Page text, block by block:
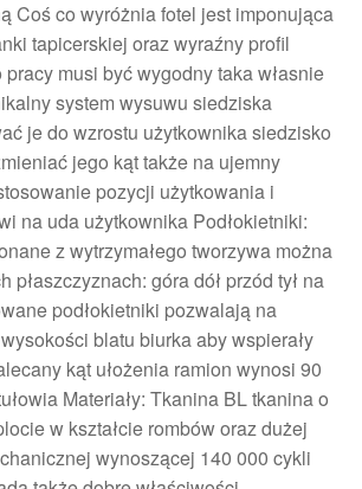
Coś co wyróżnia fotel jest imponująca
tapicerskiej oraz wyraźny profil
musi być wygodny taka własnie
system wysuwu siedziska
je do wzrostu użytkownika siedzisko
jego kąt także na ujemny
pozycji użytkowania i
na uda użytkownika Podłokietniki:
z wytrzymałego tworzywa można
płaszczyznach: góra dół przód tył na
podłokietniki pozwalają na
blatu biurka aby wspierały
kąt ułożenia ramion wynosi 90
Materiały: Tkanina BL tkanina o
w kształcie rombów oraz dużej
wynoszącej 140 000 cykli